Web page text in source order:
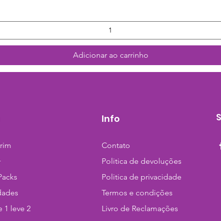
Adicionar ao carrinho
1 leve 2
Info
Contato
Politica de devoluções
Politica de privacidade
Termos e condições
Livro de Reclamações